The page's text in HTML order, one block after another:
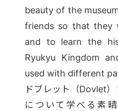
beauty of the
friends so that they
and to learn the
Ryukyu Kingdom
used with different
ドブレット（Dovlet
について学べる素